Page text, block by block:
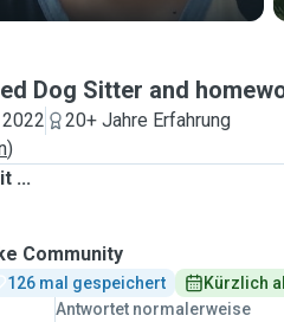
Dog Sitter and
20+ Jahre Erfahrung
)
...
Community
126 mal gespeichert
Kürzlich
Antwortet normalerweise